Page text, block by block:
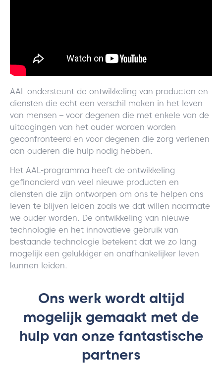
AAL ondersteunt de ontwikkeling van producten en
diensten die echt een verschil maken in het leven
van mensen – voor degenen die met enkele van de
uitdagingen van het ouder worden worden
geconfronteerd en voor degenen die zorg verlenen
aan ouderen die hulp nodig hebben.
Het AAL-programma heeft de ontwikkeling
gefinancierd van veel nieuwe producten en
diensten die zijn ontworpen om ons te helpen ons
leven te blijven leiden zoals we dat willen naarmate
we ouder worden. De ontwikkeling van nieuwe
technologie en het innovatieve gebruik van
bestaande technologie betekent dat we zo lang
mogelijk een gelukkiger en onafhankelijker leven
kunnen leiden.
Ons werk wordt altijd
mogelijk gemaakt met de
hulp van onze fantastische
partners